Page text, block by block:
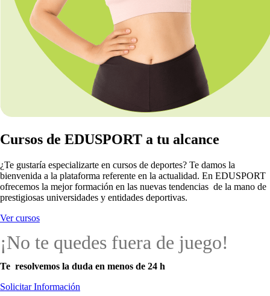
Cursos de EDUSPORT a tu alcance
¿Te gustaría especializarte en cursos de deportes? Te damos la
bienvenida a la plataforma referente en la actualidad. En EDUSPORT
ofrecemos la mejor formación en las nuevas tendencias de la mano de
prestigiosas universidades y entidades deportivas.
Ver cursos
¡No te quedes fuera de juego!
Te resolvemos la duda en menos de 24 h
Solicitar Información